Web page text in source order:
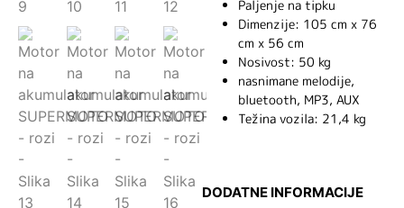
Paljenje na tipku
Dimenzije: 105 cm x 76
cm x 56 cm
Nosivost: 50 kg
nasnimane melodije,
bluetooth, MP3, AUX
Težina vozila: 21,4 kg
DODATNE INFORMACIJE